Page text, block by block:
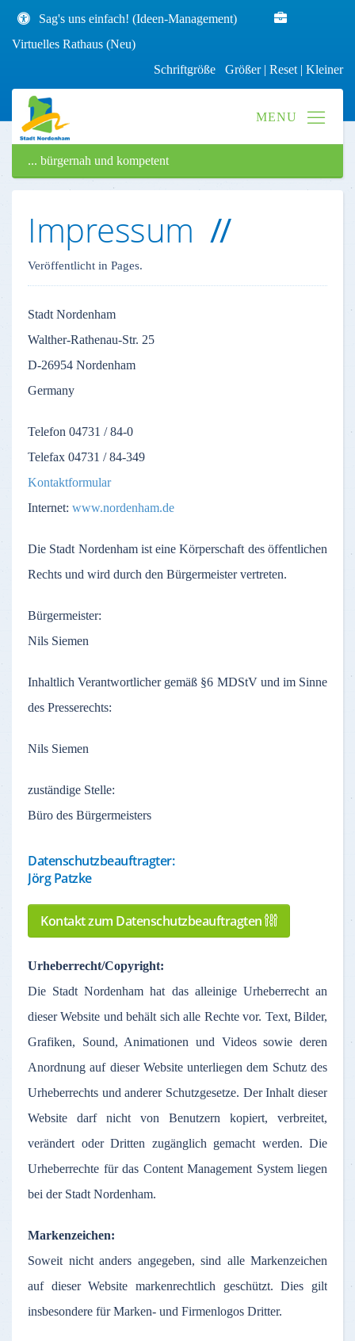
Sag's uns einfach! (Ideen-Management)
Virtuelles Rathaus (Neu)
Schriftgröße Größer| Reset | Kleiner
... bürgernah und kompetent
Impressum
Veröffentlicht in Pages.
Stadt Nordenham
Walther-Rathenau-Str. 25
D-26954 Nordenham
Germany
Telefon 04731 / 84-0
Telefax 04731 / 84-349
Kontaktformular
Internet: www.nordenham.de
Die Stadt Nordenham ist eine Körperschaft desöffentlichen
Rechts und wird durch den Bürgermeister vertreten.
Bürgermeister:
Nils Siemen
Inhaltlich Verantwortlicher gemäß §6 MDStVund im Sinne
des Presserechts:
Nils Siemen
zuständige Stelle:
Büro des Bürgermeisters
Datenschutzbeauftragter:
Jörg Patzke
Kontakt zum Datenschutzbeauftragten
Urheberrecht/Copyright:
Die StadtNordenham hat das alleinige Urheberrechtan
dieserWebsite undbehält sich alle Rechte vor. Text,Bilder,
Grafiken, Sound, Animationen und Videossowie deren
Anordnung auf dieserWebsiteunterliegen dem Schutzdes
Urheberrechts undanderer Schutzgesetze. Der Inhalt dieser
Website darf nicht von Benutzern kopiert, verbreitet,
verändert oder Dritten zugänglich gemacht werden. Die
Urheberrechte für das Content Management System liegen
bei der Stadt Nordenham.
Markenzeichen:
Soweit nicht anders angegeben, sind alle Markenzeichen
auf dieserWebsitemarkenrechtlich geschützt. Dies gilt
insbesondere für Marken- und Firmenlogos Dritter.